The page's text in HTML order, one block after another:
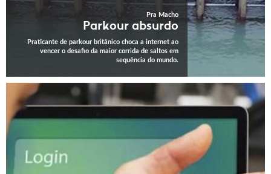
Pra Macho
Parkour absurdo
Praticante de parkour britânico choca a internet ao
vencer o desafio da maior corrida de saltos em
sequência do mundo.